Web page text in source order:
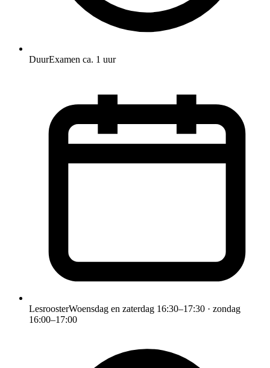
DuurExamen ca. 1 uur
LesroosterWoensdag en zaterdag 16:30–17:30 · zondag
16:00–17:00